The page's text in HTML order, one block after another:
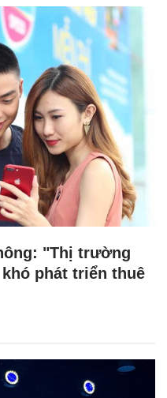
"Thị trường
phát triển thuê